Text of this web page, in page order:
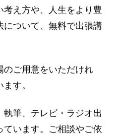
え方や、人生をより豊
ついて、無料で出張講
ご用意をいただけれ
す。
筆、テレビ・ラジオ出
います。ご相談やご依